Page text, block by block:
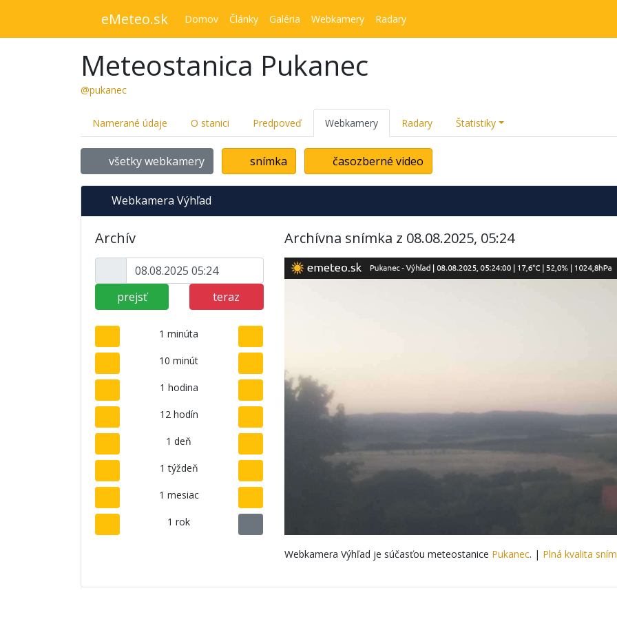
eMeteo.sk Domov Články Galéria Webkamery Radary
Meteostanica Pukanec
@pukanec
Namerané údaje O stanici Predpoveď Webkamery Radary Štatistiky
všetky webkamery snímka časozberné video
Webkamera Výhľad
Archív
prejsť teraz
1 minúta
10 minút
1 hodina
12 hodín
1 deň
1 týždeň
1 mesiac
1 rok
Archívna snímka z 08.08.2025, 05:24
Webkamera Výhľad je súčasťou meteostanice Pukanec. | Plná kvalita